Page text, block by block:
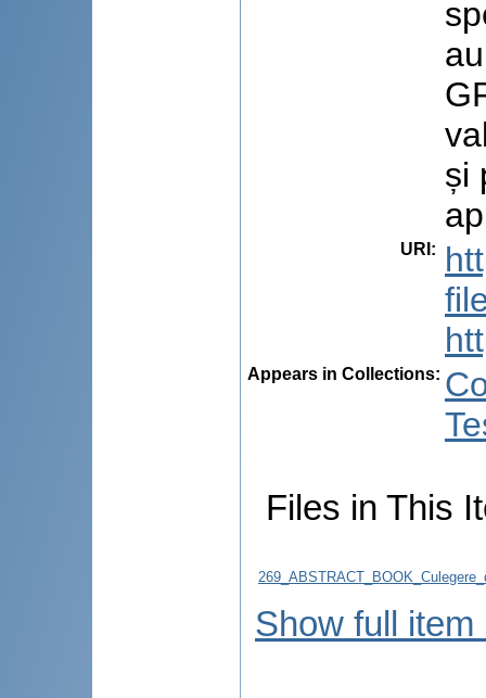
și
URI :
Appears in Collections:
Files in This
Show full item